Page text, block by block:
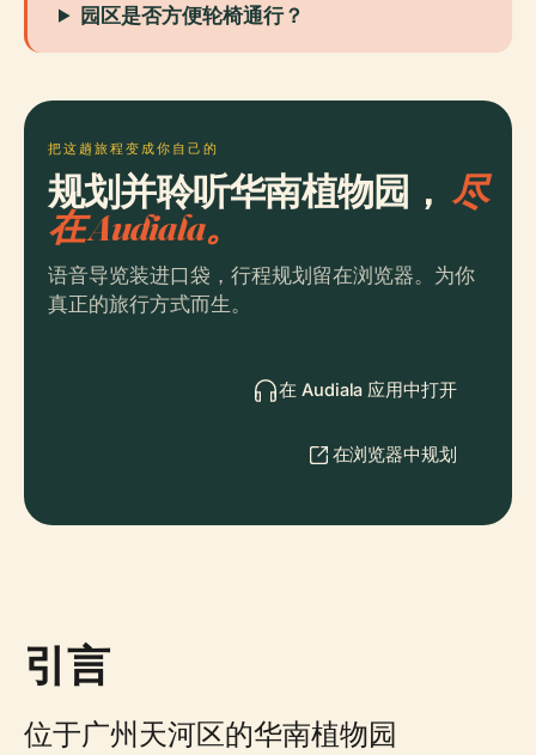
园区是否方便轮椅通行？
把这趟旅程变成你自己的
规划并聆听华南植物园， 尽
在 Audiala。
语音导览装进口袋，行程规划留在浏览器。为你
真正的旅行方式而生。
在 Audiala 应用中打开
在浏览器中规划
引言
位于广州天河区的华南植物园